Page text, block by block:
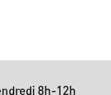
8h-12h